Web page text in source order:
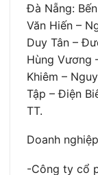
Đà Nẵng:
Văn Hiến –
Duy Tân –
Hùng Vương
Khiêm –
Tập – Điện
TT.
Doanh
-Công ty cổ